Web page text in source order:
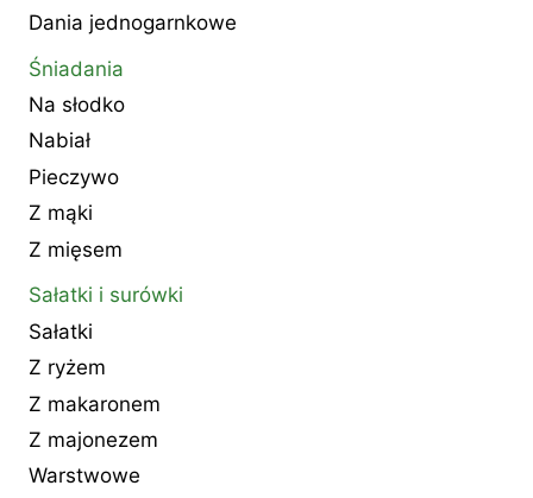
Dania jednogarnkowe
Śniadania
Na słodko
Nabiał
Pieczywo
Z mąki
Z mięsem
Sałatki i surówki
Sałatki
Z ryżem
Z makaronem
Z majonezem
Warstwowe